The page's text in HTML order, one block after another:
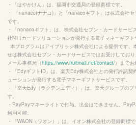
・「はやかけん」は、福岡市交通局の登録商標です。
・ 「nanaco(ナナコ)」と「nanacoギフト」は株式会社
です。
・「nanacoギフト」は、株式会社セブン・カードサービ
社NTTカードソリューションが発行する電子マネーギフト
せは株式会社セブン・カードサービスではお受けしてお
メール事務局（https://www.fruitmail.net/contact/）までお
・「EdyギフトID」は、楽天Edy株式会社との発行許諾契
ューションが発行する電子マネーギフトサービスです。
・「楽天Edy（ラクテンエディ）」は、楽天グループの
す。
・PayPayマネーライトで付与。出金はできません。
利用可能。
・「WAON（ワオン）」は、イオン株式会社の登録商標で